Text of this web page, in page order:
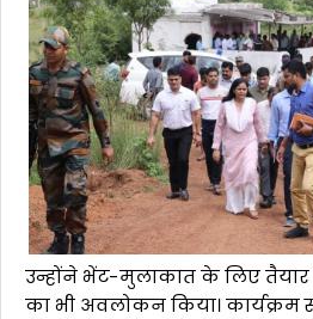
उन्होंने भेंट-मुलाकात के लिए
का भी अवलोकन किया।